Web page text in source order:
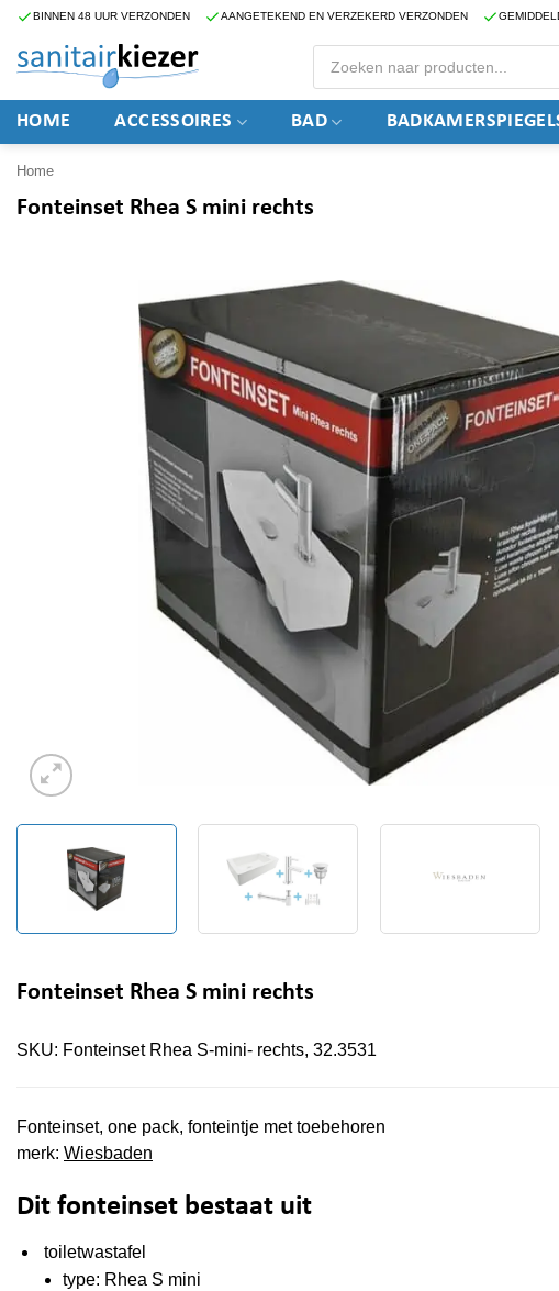
Ga
inhoud
BINNEN 48 UUR VERZONDEN AANGETEKEND EN VERZEKERD VERZONDEN
Producten
zoeken
HOME ACCESSOIRES BAD
Home
Fonteinset Rhea S mini rechts
Fonteinset Rhea S mini rechts
SKU: Fonteinset Rhea S-mini- rechts, 32.3531
Fonteinset, one pack, fonteintje met toebehoren
merk: Wiesbaden
Dit fonteinset bestaat uit
toiletwastafel
type: Rhea S mini